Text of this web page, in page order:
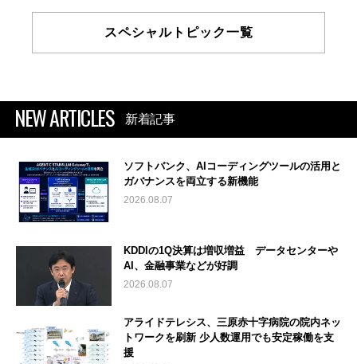
スペシャルトピック一覧
NEW ARTICLES 新着記事
ソフトバンク、AIコーディングツールの活用と
ガバナンスを両立する新機能
2026.08.07
KDDIの1Q決算は増収増益 データセンターや
AI、金融事業などが好調
2026.08.07
アライドテレシス、三原赤十字病院の院内ネッ
トワークを刷新 少人数運用でも安定稼働を支
援